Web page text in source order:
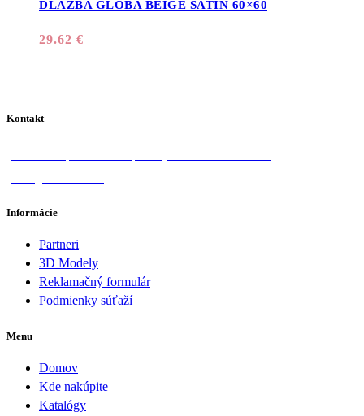
DLAŽBA GLOBA BEIGE SATIN 60×60
29.62 €
Kontakt
Informácie
Partneri
3D Modely
Reklamačný formulár
Podmienky súťaží
Menu
Domov
Kde nakúpite
Katalógy